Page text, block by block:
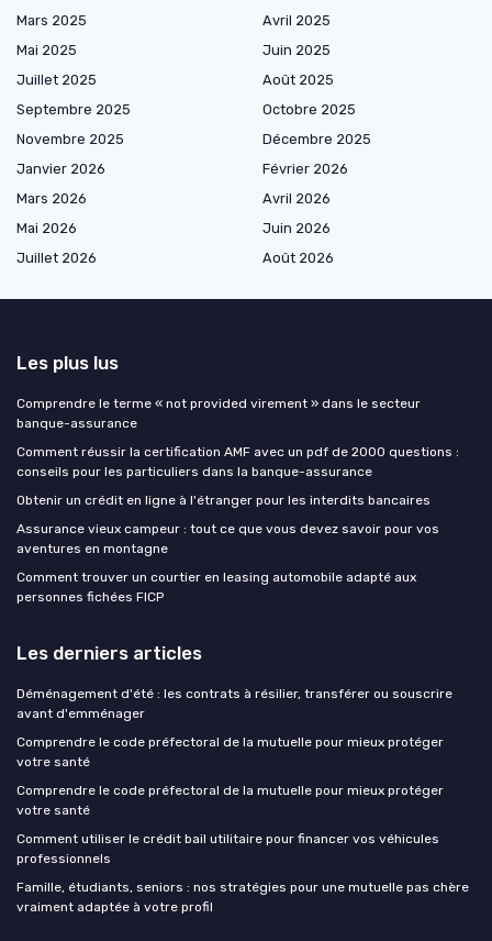
Mars 2025
Avril 2025
Mai 2025
Juin 2025
Juillet 2025
Août 2025
Septembre 2025
Octobre 2025
Novembre 2025
Décembre 2025
Janvier 2026
Février 2026
Mars 2026
Avril 2026
Mai 2026
Juin 2026
Juillet 2026
Août 2026
Les plus lus
Comprendre le terme « not provided virement » dans le secteur
banque-assurance
Comment réussir la certification AMF avec un pdf de 2000 questions :
conseils pour les particuliers dans la banque-assurance
Obtenir un crédit en ligne à l'étranger pour les interdits bancaires
Assurance vieux campeur : tout ce que vous devez savoir pour vos
aventures en montagne
Comment trouver un courtier en leasing automobile adapté aux
personnes fichées FICP
Les derniers articles
Déménagement d'été : les contrats à résilier, transférer ou souscrire
avant d'emménager
Comprendre le code préfectoral de la mutuelle pour mieux protéger
votre santé
Comprendre le code préfectoral de la mutuelle pour mieux protéger
votre santé
Comment utiliser le crédit bail utilitaire pour financer vos véhicules
professionnels
Famille, étudiants, seniors : nos stratégies pour une mutuelle pas chère
vraiment adaptée à votre profil